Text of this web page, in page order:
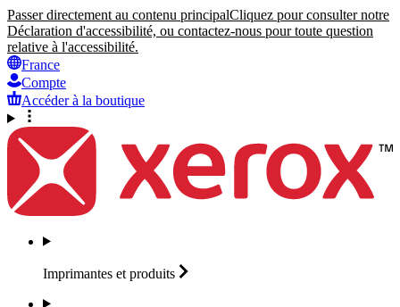
Passer directement au contenu principalCliquez pour consulter notre
Déclaration d'accessibilité, ou contactez-nous pour toute question
relative à l'accessibilité.
France
Compte
Accéder à la boutique
Imprimantes et produits